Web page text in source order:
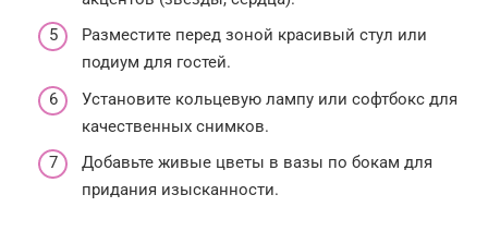
Разместите перед зоной красивый стул или
подиум для гостей.
Установите кольцевую лампу или софтбокс для
качественных снимков.
Добавьте живые цветы в вазы по бокам для
придания изысканности.